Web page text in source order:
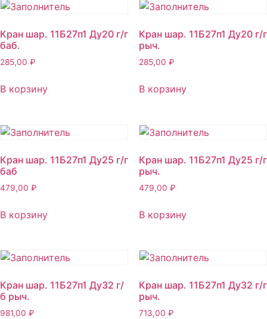
Кран шар. 11Б27п1 Ду20 г/г
баб.
285,00 ₽
В корзину
Кран шар. 11Б27п1 Ду20 г/г
рыч.
285,00 ₽
В корзину
Кран шар. 11Б27п1 Ду25 г/г
баб
479,00 ₽
В корзину
Кран шар. 11Б27п1 Ду25 г/г
рыч.
479,00 ₽
В корзину
Кран шар. 11Б27п1 Ду32 г/
б рыч.
981,00 ₽
Кран шар. 11Б27п1 Ду32 г/г
рыч.
713,00 ₽